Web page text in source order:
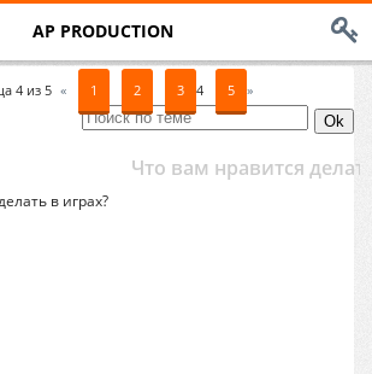
AP PRODUCTION
4из 5 « 1 2 3 4 5 »
Что вам нравится
в играх?